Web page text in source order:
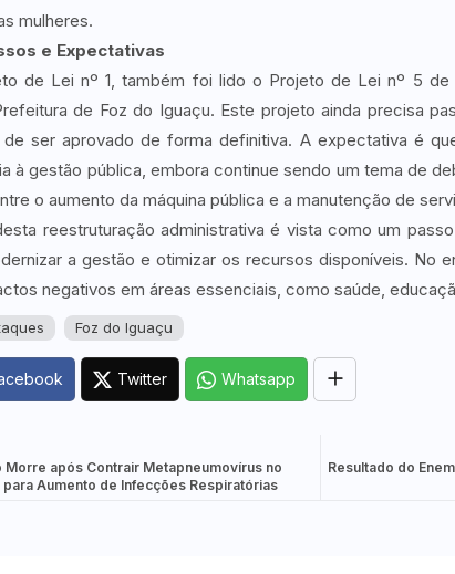
mulheres.
e Expectativas
de Lei nº 1, também foi lido o Projeto de Lei nº 5 de
de Foz do Iguaçu. Este projeto ainda precisa
de ser aprovado de forma definitiva. A expectativa é
à gestão pública, embora continue sendo um tema de
o aumento da máquina pública e a manutenção de
reestruturação administrativa é vista como um
a gestão e otimizar os recursos disponíveis. No
negativos em áreas essenciais, como saúde,
Foz do Iguaçu
Twitter Whatsapp
Resultado do
Morre após Contrair Metapneumovírus no
para Aumento de Infecções Respiratórias